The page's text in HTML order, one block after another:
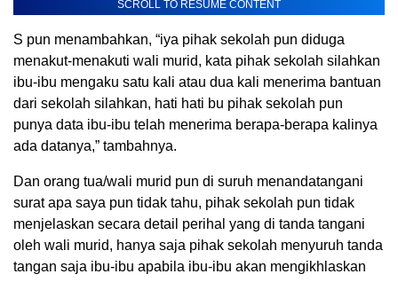
SCROLL TO RESUME CONTENT
S pun menambahkan, “iya pihak sekolah pun diduga
menakut-menakuti wali murid, kata pihak sekolah silahkan
ibu-ibu mengaku satu kali atau dua kali menerima bantuan
dari sekolah silahkan, hati hati bu pihak sekolah pun
punya data ibu-ibu telah menerima berapa-berapa kalinya
ada datanya,” tambahnya.
Dan orang tua/wali murid pun di suruh menandatangani
surat apa saya pun tidak tahu, pihak sekolah pun tidak
menjelaskan secara detail perihal yang di tanda tangani
oleh wali murid, hanya saja pihak sekolah menyuruh tanda
tangan saja ibu-ibu apabila ibu-ibu akan mengikhlaskan